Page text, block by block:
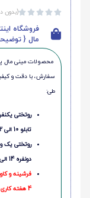




(بدون
فروشگاه
مال {
محصولات مینی‌ مال
سفارش، با دقت و
طی:
روتختی
تابلو 10 الی 12 روزکاری
روتختی یک و
دونفره 14 الی 16 روزکاری
فرشینه و
4 هفته کاری